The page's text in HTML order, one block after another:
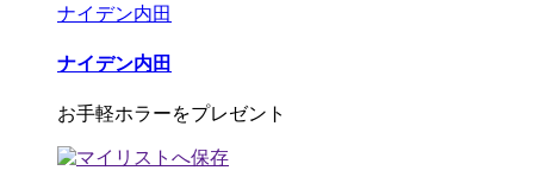
ナイデン内田
ナイデン内田
お手軽ホラーをプレゼント